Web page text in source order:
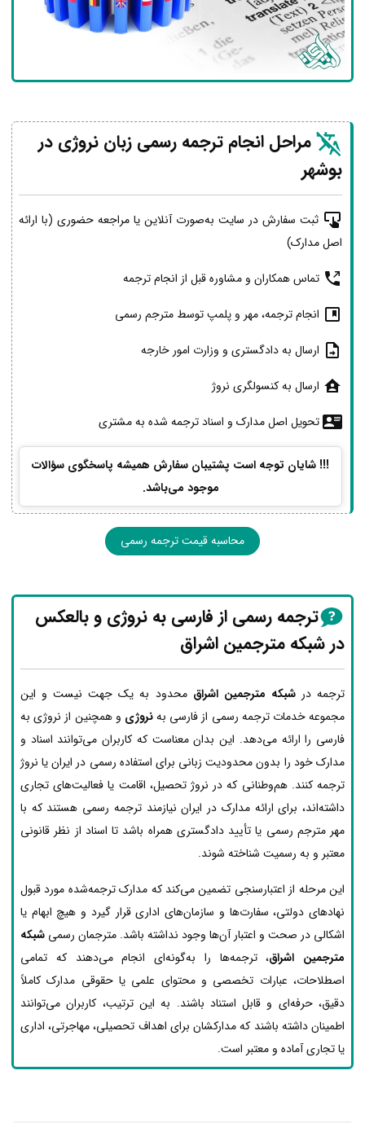
مراحل انجام ترجمه رسمی زبان نروژی در
بوشهر
ثبت سفارش در سایت به‌صورت آنلاین یا مراجعه حضوری (با ارائه
اصل مدارک)
تماس همکاران و مشاوره قبل از انجام ترجمه
انجام ترجمه، مهر و پلمپ توسط مترجم رسمی
ارسال به دادگستری و وزارت امور خارجه
ارسال به کنسولگری نروژ
تحویل اصل مدارک و اسناد ترجمه شده به مشتری
!!! شایان توجه است پشتیبان سفارش همیشه پاسخگوی سؤالات
موجود می‌باشد.
محاسبه قیمت ترجمه رسمی
ترجمه رسمی از فارسی به نروژی و بالعکس
در شبکه مترجمین اشراق
ترجمه درشبکه مترجمین اشراق محدود به یک جهت نیست و این
مجموعه خدمات ترجمه رسمی از فارسی بهنروژی و همچنین از نروژی به
فارسی را ارائه می‌دهد. این بدان معناست که کاربران می‌توانند اسناد و
مدارک خود را بدون محدودیت زبانی برای استفاده رسمی در ایران یا نروژ
ترجمه کنند. هم‌وطنانی که در نروژ تحصیل، اقامت یا فعالیت‌های تجاری
داشته‌اند، برای ارائه مدارک در ایران نیازمند ترجمه رسمی هستند که با
مهر مترجم رسمی یا تأیید دادگستری همراه باشد تا اسناد از نظر قانونی
معتبر و به رسمیت شناخته شوند.
این مرحله از اعتبارسنجی تضمین می‌کند که مدارک ترجمه‌شده مورد قبول
نهادهای دولتی، سفارت‌ها و سازمان‌های اداری قرار گیرد و هیچ ابهام یا
اشکالی در صحت و اعتبار آن‌ها وجود نداشته باشد. مترجمان رسمی شبکه
مترجمین اشراق، ترجمه‌ها را به‌گونه‌ای انجام می‌دهند که تمامی
اصطلاحات، عبارات تخصصی و محتوای علمی یا حقوقی مدارک کاملاً
دقیق، حرفه‌ای و قابل استناد باشند. به این ترتیب، کاربران می‌توانند
اطمینان داشته باشند که مدارکشان برای اهداف تحصیلی، مهاجرتی، اداری
یا تجاری آماده و معتبر است.